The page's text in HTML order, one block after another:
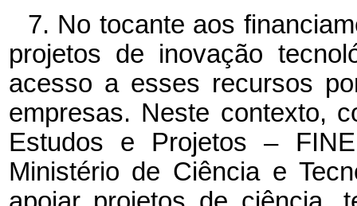
7. No tocante aos
projetos de inovação
acesso a esses recursos
empresas. Neste contexto,
Estudos e Projetos –
Ministério de Ciência e